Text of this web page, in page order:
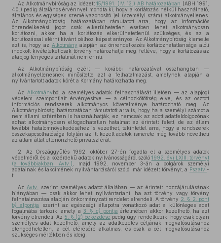
Az Alkotmánybíróság az idézett 15/1991. (IV. 13.) AB határozatában (ABH 1991,
40.) pedig általános érvénnyel mondta ki, hogy a korlátozás nélkül használható,
általános és egységes személyazonosító jel (személyi szám) alkotmányellenes.
Az Alkotmánybíróság határozatában rámutatott arra, hogy az információs
önrendelkezési jogot csak elkerülhetetlen esetben lehet alkotmányosan
korlátozni, akkor ha a korlátozás elkerülhetetlenül szükséges, és az a
korlátozással elérni kívánt célhoz képest arányos. Az Alkotmánybíróság kiemelte
azt is, hogy az Alkotmány alapján az önrendelkezés korlátozhatatlansága alóli
indokolt kivételeket csak törvény határozhatja meg, feltéve, hogy a korlátozás az
alapjog lényeges tartalmát nem érinti.
Az Alkotmánybíróság ezért — korábbi határozatával összhangban —
alkotmányellenesnek minősítette azt a felhatalmazást, amelynek alapján a
nyilvántartott adatok körét a Kormány határozhatta meg.
Az
Alkotmányból a személyes adatok felhasználását illetően — az alapjogi
védelem szempontjait érvényesítve — a célhozkötöttség elve, és az osztott
információs rendszerek alkotmányos követelménye határozható meg. Az
Alkotmánybíróság határozatában rámutatott arra is, hogy ha a személyi számot a
nem állami szférában is használhatják, ez nemcsak az adott adatfeldolgozónak
adhat alkotmányosan elfogadhatatlan hatalmat az érintett felett, de az állam
további hatalomnövekedéséhez is vezethet, tekintettel arra, hogy a rendszerek
összekapcsolhatósága folytán az itt kezelt adatok ismerete még tovább növelheti
az állam által ellenőrizhető privátszférát.
2. Az Országgyűlés 1992. október 27-én fogadta el a személyes adatok
védelméről és a közérdekű adatok nyilvánosságáról szóló 1992. évi LXIII. törvényt
(a továbbiakban: Avtv.)
, majd 1992. november 3-án a polgárok személyi
adatainak és lakcímének nyilvántartásáról szóló, már idézett törvényt, a Pszatv. -
t.
Az Avtv.
szerint személyes adatot általában — az érintett hozzájárulásának
hiányában — csak akkor lehet nyilvántartani, ha azt törvény vagy törvény
felhatalmazása alapján önkormányzati rendelet elrendeli. A törvény 2. § 2. pont
b) alpontja
szerint az egészségi állapotra vonatkozó adat a különleges adat
fogalmába tartozik, amely a 3. §c) pontja értelmében akkor kezelhető, ha azt
törvény elrendeli. Az 5. § (2) bekezdése pedig úgy rendelkezik, hogy csak olyan
személyes adat kezelhető, amely az adatkezelés céljának megvalósulásához
elengedhetetlen, a cél elérésére alkalmas, és csak a cél megvalósulásához
szükséges mértékben és ideig.